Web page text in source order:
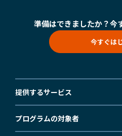
準備はできましたか？今
今すぐは
提供するサービス
プログラムの対象者